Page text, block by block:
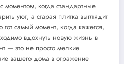
моментом, когда стандартные
уют, а старая плитка выглядит
самый момент, когда кажется,
вдохнуть новую жизнь в
— это не просто мелкие
вашего дома в отражение